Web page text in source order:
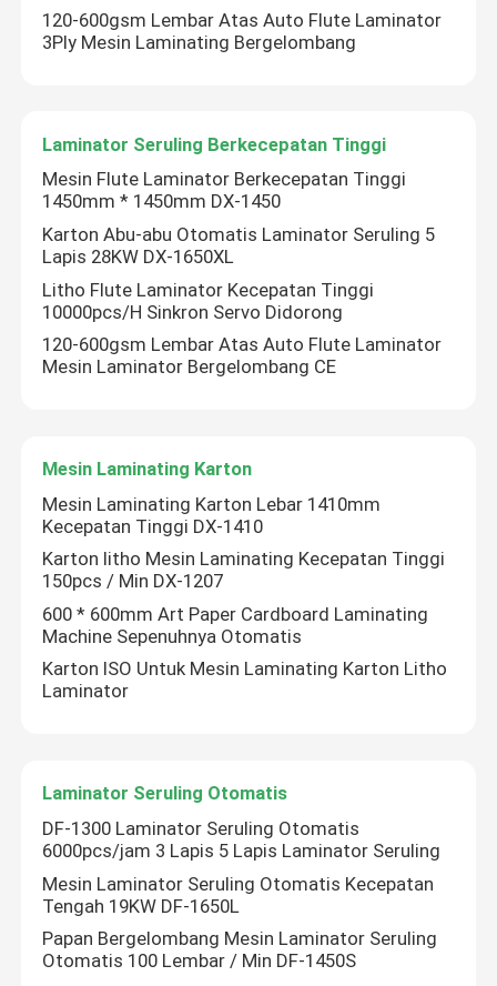
120-600gsm Lembar Atas Auto Flute Laminator
3Ply Mesin Laminating Bergelombang
Laminator Seruling Berkecepatan Tinggi
Mesin Flute Laminator Berkecepatan Tinggi
1450mm * 1450mm DX-1450
Karton Abu-abu Otomatis Laminator Seruling 5
Lapis 28KW DX-1650XL
Litho Flute Laminator Kecepatan Tinggi
10000pcs/H Sinkron Servo Didorong
120-600gsm Lembar Atas Auto Flute Laminator
Mesin Laminator Bergelombang CE
Mesin Laminating Karton
Mesin Laminating Karton Lebar 1410mm
Kecepatan Tinggi DX-1410
Karton litho Mesin Laminating Kecepatan Tinggi
150pcs / Min DX-1207
600 * 600mm Art Paper Cardboard Laminating
Machine Sepenuhnya Otomatis
Karton ISO Untuk Mesin Laminating Karton Litho
Laminator
Laminator Seruling Otomatis
DF-1300 Laminator Seruling Otomatis
6000pcs/jam 3 Lapis 5 Lapis Laminator Seruling
Mesin Laminator Seruling Otomatis Kecepatan
Tengah 19KW DF-1650L
Papan Bergelombang Mesin Laminator Seruling
Otomatis 100 Lembar / Min DF-1450S